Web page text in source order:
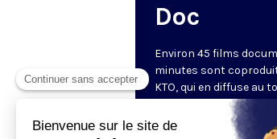
Doc
Environ 45 films
minutes sont
KTO, qui en diffuse au
d'entre eux est
chaîne privilégie des